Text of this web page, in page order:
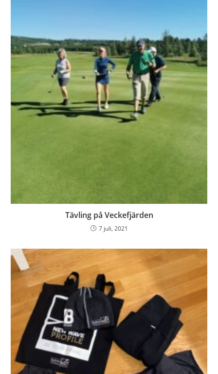
Tävling på Veckefjärden
7 juli, 2021